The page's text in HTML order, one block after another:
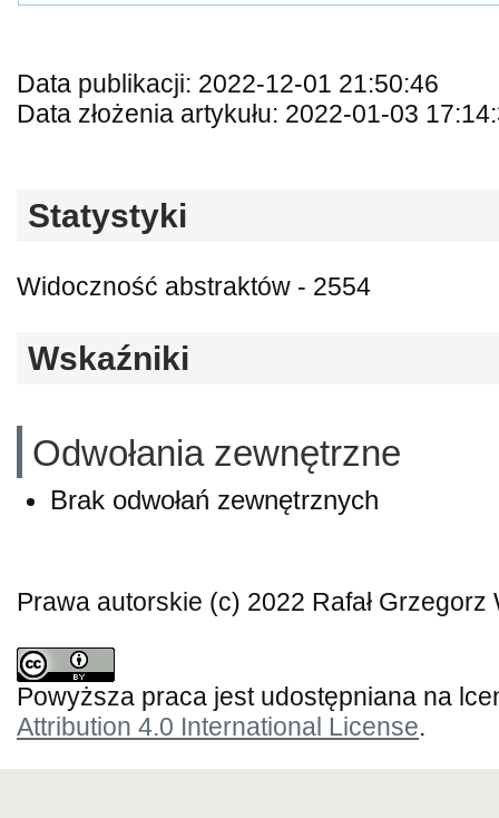
Data publikacji: 2022-12-01 21:50:46
Data złożenia artykułu: 2022-01-03
Statystyki
Widoczność abstraktów - 2554
Wskaźniki
Odwołania zewnętrzne
Brak odwołań zewnętrznych
Prawa autorskie (c) 2022 Rafał Grzegorz
Powyższa praca jest udostępniana na
Attribution 4.0 International License.